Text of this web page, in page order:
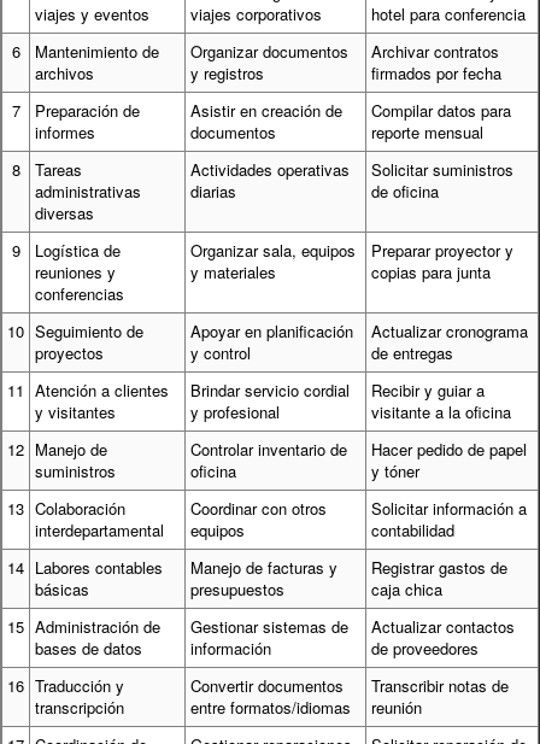
viajes y eventos
viajes corporativos
hotel para conferencia
6
Mantenimiento de
archivos
Organizar documentos
y registros
Archivar contratos
firmados por fecha
7
Preparación de
informes
Asistir en creación de
documentos
Compilar datos para
reporte mensual
8
Tareas
administrativas
diversas
Actividades operativas
diarias
Solicitar suministros
de oficina
9
Logística de
reuniones y
conferencias
Organizar sala, equipos
y materiales
Preparar proyector y
copias para junta
10 Seguimiento de
proyectos
Apoyar en planificación
y control
Actualizar cronograma
de entregas
11 Atención a clientes
y visitantes
Brindar servicio cordial
y profesional
Recibir y guiar a
visitante a la oficina
12 Manejo de
suministros
Controlar inventario de
oficina
Hacer pedido de papel
y tóner
13 Colaboración
interdepartamental
Coordinar con otros
equipos
Solicitar información a
contabilidad
14 Labores contables
básicas
Manejo de facturas y
presupuestos
Registrar gastos de
caja chica
15 Administración de
bases de datos
Gestionar sistemas de
información
Actualizar contactos
de proveedores
16 Traducción y
transcripción
Convertir documentos
entre formatos/idiomas
Transcribir notas de
reunión